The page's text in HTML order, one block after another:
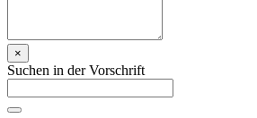
×
Suchen in der Vorschrift